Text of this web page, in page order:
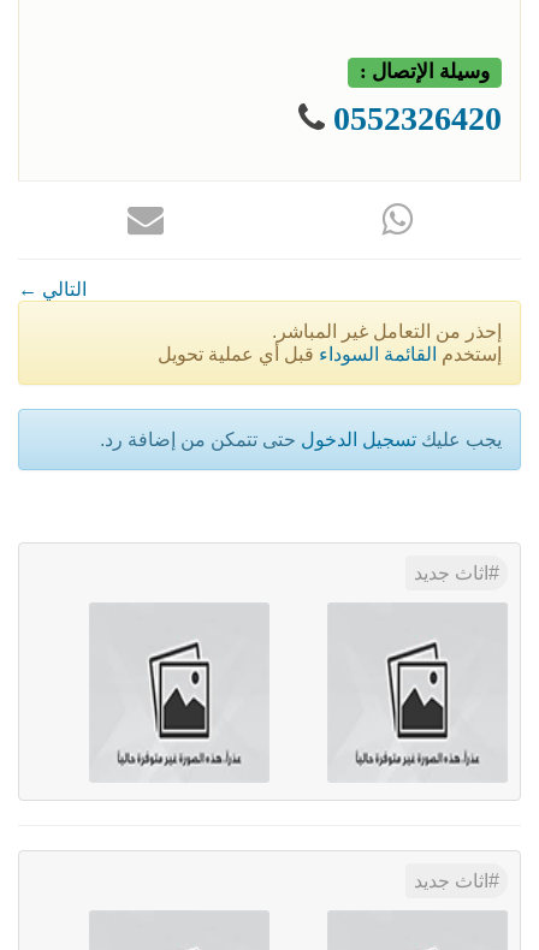
وسيلة الإتصال :
0552326420
← التالي
إحذر من التعامل غير المباشر.
إستخدم القائمة السوداء قبل أي عملية تحويل
يجب عليك تسجيل الدخول حتى تتمكن من إضافة رد.
اثاث جديد
اثاث جديد